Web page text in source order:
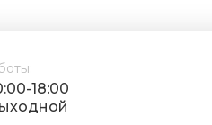
18:00